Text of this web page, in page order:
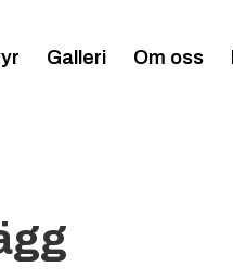
Galleri Om oss